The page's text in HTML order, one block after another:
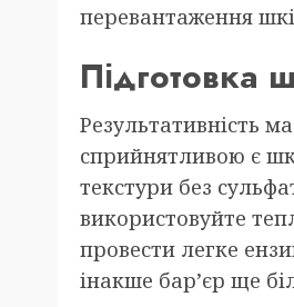
перевантаження
Підготовка
Результативність
сприйнятливою є
текстури без
використовуйте
провести легке
інакше бар’єр ще